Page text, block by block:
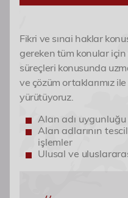
Etkinlikler
İletişim
Fikri ve sınai haklar
gereken tüm konular
süreçleri konusunda
ve çözüm ortaklarımız
yürütüyoruz.
Alan adı uygunluğu
Alan adlarının
işlemler
Ulusal ve